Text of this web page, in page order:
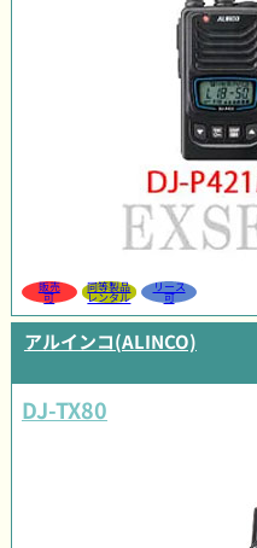
販売
可
同等製品
レンタル
リース
可
アルインコ(ALINCO)
DJ-TX80